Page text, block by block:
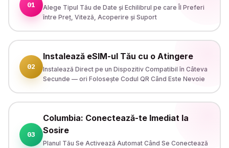
01
Alege Tipul Tău de Date și Echilibrul pe care Îl Preferi
între Preț, Viteză, Acoperire și Suport
02
Instalează eSIM-ul Tău cu o Atingere
Instalează Direct pe un Dispozitiv Compatibil în Câteva
Secunde — ori Folosește Codul QR Când Este Nevoie
03
Columbia: Conectează-te Imediat la
Sosire
Planul Tău Se Activează Automat Când Se Conectează